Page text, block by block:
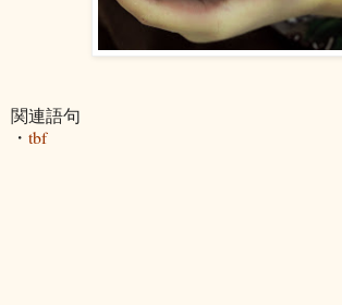
関連語句
・ tbf